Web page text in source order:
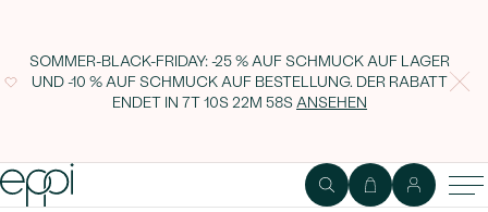
SOMMER-BLACK-FRIDAY: -25 % AUF SCHMUCK AUF LAGER
UND -10 % AUF SCHMUCK AUF BESTELLUNG. DER RABATT
ENDET IN 7T 10S 22M 57SANSEHEN